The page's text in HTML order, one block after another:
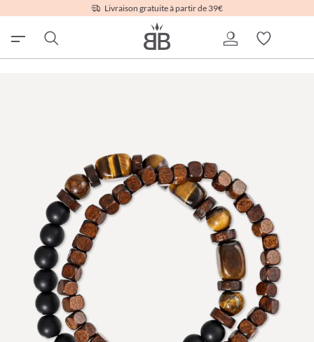
Livraison gratuite à partir de 39€